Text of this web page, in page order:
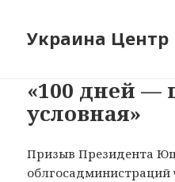
Украина Центр
«100 дней —
условная»
Призыв Президента
облгосадминистраций